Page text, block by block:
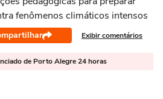
fenômenos climáticos intensos
Exibir comentários
de Porto Alegre 24 horas